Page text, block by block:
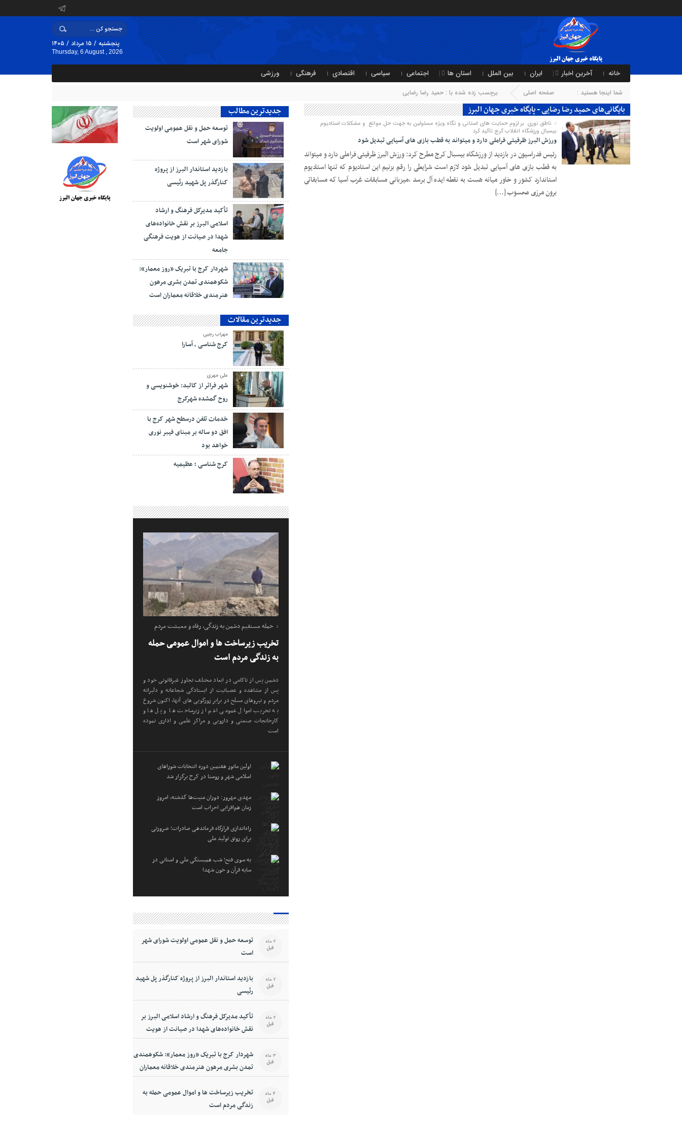
پنجشنبه / ۱۵ مرداد / ۱۴۰۵
Thursday, 6 August , 2026
خانه آخرین اخبار ایران بین الملل استان ها اجتماعی سیاسی اقتصادی فرهنگی ورزشی
شما اینجا هستید : صفحه اصلی برچسب زده شده با : حمید رضا رضایی
بایگانی‌های حمید رضا رضایی - پایگاه خبری جهان البرز
19 ژانویه 2025
ناطق نوری بر لزوم حمایت های استانی و نگاه ویژه مسئولین به جهت حل موانع و مشکلات استادیوم
بیسبال ورزشگاه انقلاب کرج تاکید کرد
ورزش البرز ظرفیتی فراملی دارد و میتواند به قطب بازی های آسیایی تبدیل شود
رئیس فدراسیون در بازدید از ورزشگاه بیسبال کرج مطرح کرد: ورزش البرز ظرفیتی فراملی دارد و میتواند
به قطب بازی های آسیایی تبدیل شود لازم است شرایطی را رقم بزنیم این استادیوم که تنها استادیوم
استاندارد کشور و خاور میانه هست به نقطه ایده آل برسد ،میزبانی مسابقات غرب آسیا که مسابقاتی
برون مرزی محسوب […]
جدیدترین مطالب
توسعه حمل و نقل عمومی اولویت
شورای شهر است
بازدید استاندار البرز از پروژه
کنارگذر پل شهید رئیسی
تأکید مدیرکل فرهنگ و ارشاد
اسلامی البرز بر نقش خانواده‌های
شهدا در صیانت از هویت فرهنگی
جامعه
شهردار کرج با تبریک «روز معمار»:
شکوهمندی تمدن بشری مرهون
هنرمندی خلاقانه معماران است
جدیدترین مقالات
مهراب رجبی
کرج شناسی ، آسارا
علی مهری
شهر فراتر از کالبد: خوشنویسی و
روح گمشده شهرکرج
خدمات تلفن درسطح شهر کرج با
افق دو ساله بر مبنای فیبر نوری
خواهد بود
کرج شناسی ؛ عظیمیه
حمله مستقیم دشمن به زندگی، رفاه و معیشت مردم
تخریب زیرساخت ها و اموال عمومی حمله
به زندگی مردم است
دشمن پس از ناکامی در ابعاد مختلف تجاوز غیرقانونی خود و
پس از مشاهده و عصبانیت از ایستادگی شجاعانه و دلیرانه
مردم و نیروهای مسلح در برابر زورگویی های آنها، اکنون شروع
به تخریب اموال عمومی اعم از زیرساخت ها و پل ها و
کارخانجات صنعتی و دارویی و مراکز علمی و اداری نموده
است
اولین مانور هفتمین دوره انتخابات شوراهای
اسلامی شهر و روستا در کرج برگزار شد
مهدی مهرور: دوران منیت‌ها گذشته، امروز
زمان هم‌افزایی احزاب است
راه‌اندازی قرارگاه فرماندهی صادرات؛ ضرورتی
برای رونق تولید ملی
به سوی فتح؛ شب همبستگی ملی و استانی در
سایه قرآن و خون شهدا
توسعه حمل و نقل عمومی اولویت شورای شهر
است
2 ماه
قبل
بازدید استاندار البرز از پروژه کنارگذر پل شهید
رئیسی
2 ماه
قبل
تأکید مدیرکل فرهنگ و ارشاد اسلامی البرز بر
نقش خانواده‌های شهدا در صیانت از هویت
فرهنگی جامعه
2 ماه
قبل
شهردار کرج با تبریک «روز معمار»: شکوهمندی
تمدن بشری مرهون هنرمندی خلاقانه معماران
است
3 ماه
قبل
تخریب زیرساخت ها و اموال عمومی حمله به
زندگی مردم است
4 ماه
قبل